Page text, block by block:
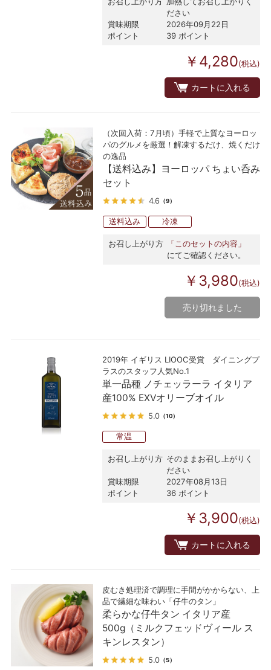
ださい
賞味期限
2026年09月22日
ポイント
39 ポイント
￥4,280(税込)
カートに入れる
（次回入荷：7月頃）手軽で上質なヨーロッ
パのグルメを厳選！解凍するだけ、焼くだけ
の逸品
【送料込み】ヨーロッパ ちょい呑み
セット
4.6 （9）
送料込み 冷凍
お召し上がり方
「このセットの内容」
にてご確認ください。
￥3,980(税込)
売り切れました
2019年 イギリス LIOOC受賞 ダイニングプ
ラスのスタッフ人気No.1
単一品種 ノチェッラーラ イタリア
産100% EXVオリーブオイル
5.0 （10）
常温
お召し上がり方 そのままお召し上がりく
ださい
賞味期限
2027年08月13日
ポイント
36 ポイント
￥3,900(税込)
カートに入れる
皮むき処理済で調理に手間がかからない、上
品で繊細な味わい「仔牛のタン」
柔らかな仔牛タン イタリア産
500g（ミルクフェッドヴィール ス
キンレスタン）
5.0 （5）